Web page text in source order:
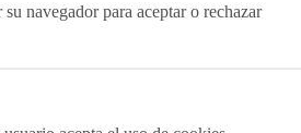
navegador para aceptar o rechazar